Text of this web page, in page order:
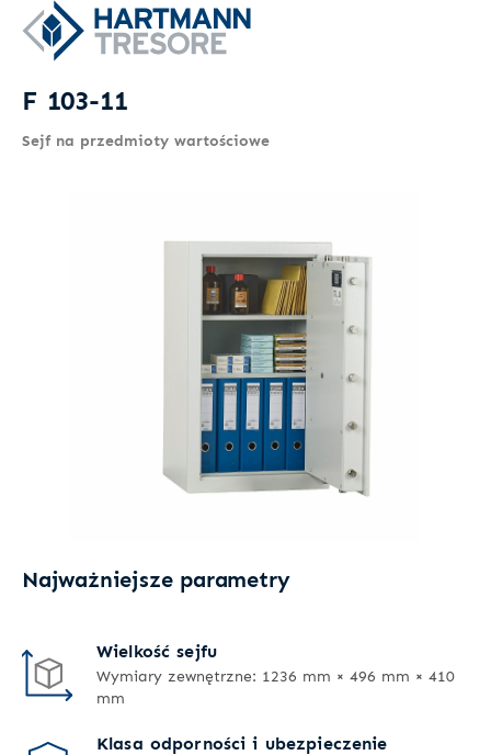
F 103-11
Sejf na przedmioty wartościowe
Najważniejsze parametry
Wielkość sejfu
Wymiary zewnętrzne: 1236 mm × 496 mm × 410
mm
Klasa odporności i ubezpieczenie